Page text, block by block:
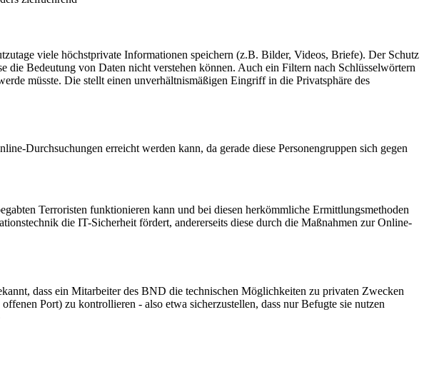
viele höchstprivate Informationen speichern (z.B. Bilder, Videos, Briefe). Der Schutz
die Bedeutung von Daten nicht verstehen können. Auch ein Filtern nach Schlüsselwörtern
müsste. Die stellt einen unverhältnismäßigen Eingriff in die Privatsphäre des
Durchsuchungen erreicht werden kann, da gerade diese Personengruppen sich gegen
Terroristen funktionieren kann und bei diesen herkömmliche Ermittlungsmethoden
die IT-Sicherheit fördert, andererseits diese durch die Maßnahmen zur Online-
dass ein Mitarbeiter des BND die technischen Möglichkeiten zu privaten Zwecken
Port) zu kontrollieren - also etwa sicherzustellen, dass nur Befugte sie nutzen